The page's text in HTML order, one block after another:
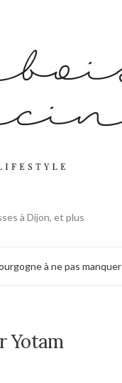
à Dijon, et plus
à ne pas manquer
Yotam